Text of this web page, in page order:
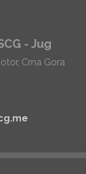
- Jug
Crna Gora